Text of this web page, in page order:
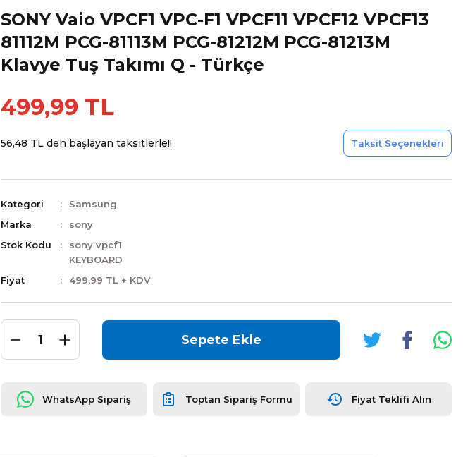
SONY Vaio VPCF1 VPC-F1 VPCF11 VPCF12 VPCF13
81112M PCG-81113M PCG-81212M PCG-81213M
Klavye Tuş Takımı Q - Türkçe
499,99 TL
56,48 TL den başlayan taksitlerle!! Taksit Seçenekleri
Kategori
Samsung
Marka
sony
Stok Kodu
sony vpcf1
KEYBOARD
Fiyat
499,99 TL + KDV
Sepete Ekle
WhatsApp Sipariş Toptan Sipariş Formu Fiyat Teklifi Alın